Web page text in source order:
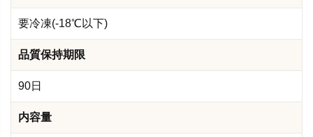
要冷凍(-18℃以下)
品質保持期限
90日
内容量